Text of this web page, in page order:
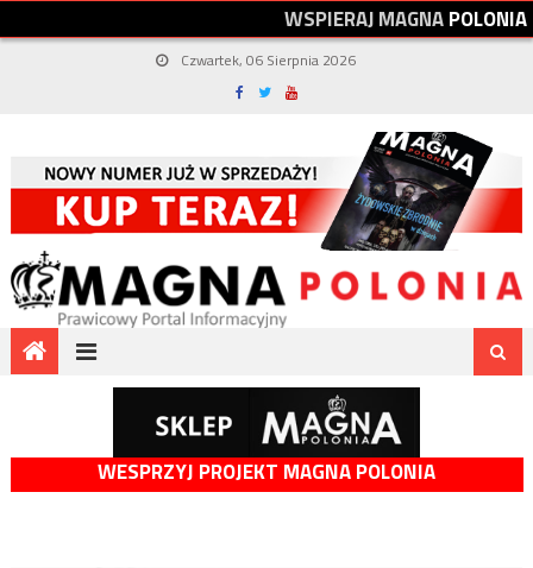
WSPIERAJMAGNAPOLONIA
Czwartek, 06 Sierpnia 2026
WESPRZYJ PROJEKT MAGNA POLONIA